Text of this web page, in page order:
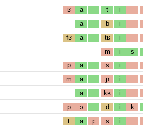
ʁ a t i
a b i
fʁ a tʁ i
m i s
p a s i
m a ɲ i
a kʁ i
p ɔ d i k
t a p s i